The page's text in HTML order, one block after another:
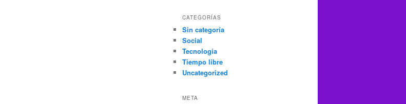
CATEGORÍAS
Sin categoría
Social
Tecnología
Tiempo libre
Uncategorized
META